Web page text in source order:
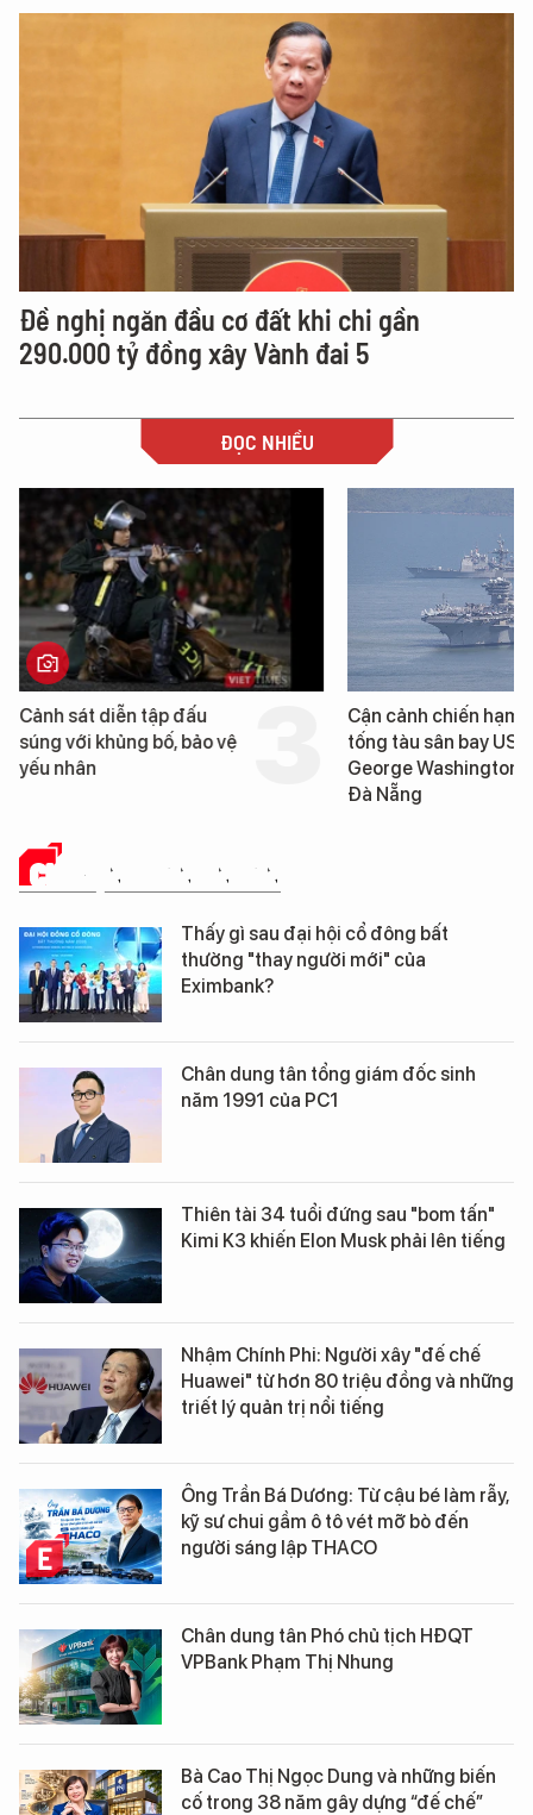
Đề nghị ngăn đầu cơ đất khi chi gần
290.000 tỷ đồng xây Vành đai 5
ĐỌC NHIỀU
Cảnh sát diễn tập đấu
súng với khủng bố, bảo vệ
yếu nhân
Cận cảnh chiến hạm
tống tàu sân bay USS
George Washington
Đà Nẵng
CHUYỆN DOANH NHÂN
Thấy gì sau đại hội cổ đông bất
thường "thay người mới" của
Eximbank?
Chân dung tân tổng giám đốc sinh
năm 1991 của PC1
Thiên tài 34 tuổi đứng sau "bom tấn"
Kimi K3 khiến Elon Musk phải lên tiếng
Nhậm Chính Phi: Người xây "đế chế
Huawei" từ hơn 80 triệu đồng và những
triết lý quản trị nổi tiếng
Ông Trần Bá Dương: Từ cậu bé làm rẫy,
kỹ sư chui gầm ô tô vét mỡ bò đến
người sáng lập THACO
Chân dung tân Phó chủ tịch HĐQT
VPBank Phạm Thị Nhung
Bà Cao Thị Ngọc Dung và những biến
cố trong 38 năm gây dựng “đế chế”